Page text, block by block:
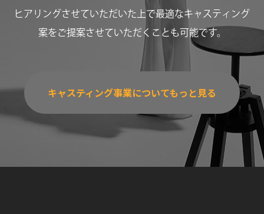
ヒアリングさせていただいた上で最適なキャスティング
案をご提案させていただくことも可能です。
キャスティング事業についてもっと見る